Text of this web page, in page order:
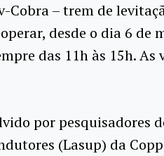
Cobra – trem de
desde o dia 6 de
das 11h às 15h.
por pesquisadores
(Lasup) da